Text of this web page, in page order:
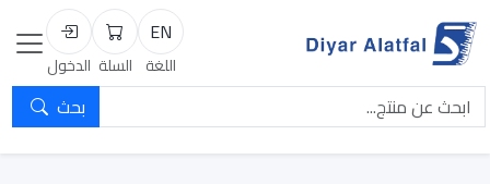
EN
اللغة
السلة
السلة
تسجيل
الدخول
بحث